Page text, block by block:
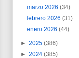
marzo 2026(34)
febrero 2026(31)
enero 2026(44)
► 2025 (386)
► 2024 (385)